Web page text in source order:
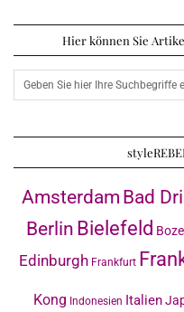
Hier können Sie
Amsterdam Bad
Berlin Bielefeld
Edinburgh Frankfurt
Kong Indonesien Italien